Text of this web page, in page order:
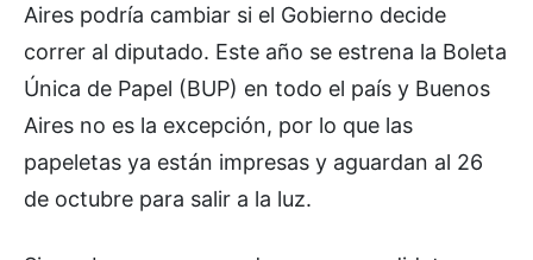
Aires podría cambiar si el Gobierno decide
correr al diputado. Este año se estrena la Boleta
Única de Papel (BUP) en todo el país y Buenos
Aires no es la excepción, por lo que las
papeletas ya están impresas y aguardan al 26
de octubre para salir a la luz.